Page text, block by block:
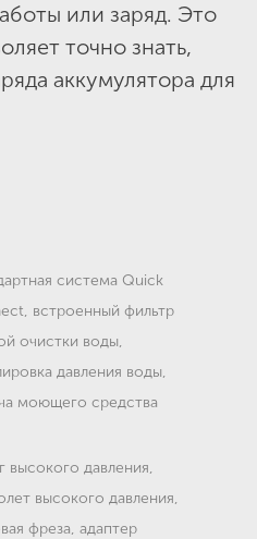
или заряд. Это
точно знать,
аккумулятора для
система Quick
встроенный фильтр
очистки воды,
давления воды,
моющего средства
высокого давления,
высокого давления,
фреза, адаптер